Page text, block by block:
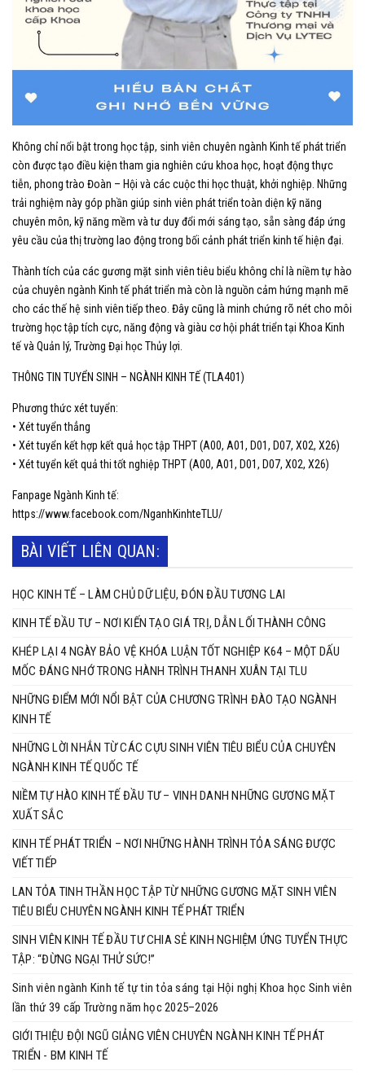
Không chỉ nổi bật trong học tập, sinh viên chuyên ngành Kinh tế phát triển
còn được tạo điều kiện tham gia nghiên cứu khoa học, hoạt động thực
tiễn, phong trào Đoàn – Hội và các cuộc thi học thuật, khởi nghiệp. Những
trải nghiệm này góp phần giúp sinh viên phát triển toàn diện kỹ năng
chuyên môn, kỹ năng mềm và tư duy đổi mới sáng tạo, sẵn sàng đáp ứng
yêu cầu của thị trường lao động trong bối cảnh phát triển kinh tế hiện đại.
Thành tích của các gương mặt sinh viên tiêu biểu không chỉ là niềm tự hào
của chuyên ngành Kinh tế phát triển mà còn là nguồn cảm hứng mạnh mẽ
cho các thế hệ sinh viên tiếp theo. Đây cũng là minh chứng rõ nét cho môi
trường học tập tích cực, năng động và giàu cơ hội phát triển tại Khoa Kinh
tế và Quản lý, Trường Đại học Thủy lợi.
THÔNG TIN TUYỂN SINH – NGÀNH KINH TẾ (TLA401)
Phương thức xét tuyển:
• Xét tuyển thẳng
• Xét tuyển kết hợp kết quả học tập THPT (A00, A01, D01, D07, X02, X26)
• Xét tuyển kết quả thi tốt nghiệp THPT (A00, A01, D01, D07, X02, X26)
Fanpage Ngành Kinh tế:
https://www.facebook.com/NganhKinhteTLU/
BÀI VIẾT LIÊN QUAN:
HỌC KINH TẾ – LÀM CHỦ DỮ LIỆU, ĐÓN ĐẦU TƯƠNG LAI
KINH TẾ ĐẦU TƯ – NƠI KIẾN TẠO GIÁ TRỊ, DẪN LỐI THÀNH CÔNG
KHÉP LẠI 4 NGÀY BẢO VỆ KHÓA LUẬN TỐT NGHIỆP K64 – MỘT DẤU
MỐC ĐÁNG NHỚ TRONG HÀNH TRÌNH THANH XUÂN TẠI TLU
NHỮNG ĐIỂM MỚI NỔI BẬT CỦA CHƯƠNG TRÌNH ĐÀO TẠO NGÀNH
KINH TẾ
NHỮNG LỜI NHẮN TỪ CÁC CỰU SINH VIÊN TIÊU BIỂU CỦA CHUYÊN
NGÀNH KINH TẾ QUỐC TẾ
NIỀM TỰ HÀO KINH TẾ ĐẦU TƯ – VINH DANH NHỮNG GƯƠNG MẶT
XUẤT SẮC
KINH TẾ PHÁT TRIỂN – NƠI NHỮNG HÀNH TRÌNH TỎA SÁNG ĐƯỢC
VIẾT TIẾP
LAN TỎA TINH THẦN HỌC TẬP TỪ NHỮNG GƯƠNG MẶT SINH VIÊN
TIÊU BIỂU CHUYÊN NGÀNH KINH TẾ PHÁT TRIỂN
SINH VIÊN KINH TẾ ĐẦU TƯ CHIA SẺ KINH NGHIỆM ỨNG TUYỂN THỰC
TẬP: “ĐỪNG NGẠI THỬ SỨC!”
Sinh viên ngành Kinh tế tự tin tỏa sáng tại Hội nghị Khoa học Sinh viên
lần thứ 39 cấp Trường năm học 2025–2026
GIỚI THIỆU ĐỘI NGŨ GIẢNG VIÊN CHUYÊN NGÀNH KINH TẾ PHÁT
TRIỂN - BM KINH TẾ